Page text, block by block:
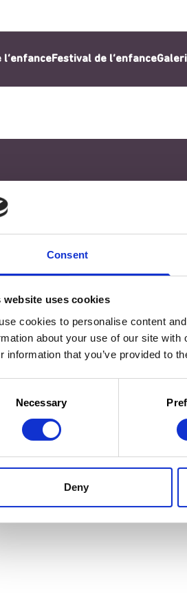
Consent
website uses cookies
cookies to personalise content
about your use of our site
information that you’ve provided to
Necessary
Deny
l’enfanceFestival de l’enfance
de l’Enfance et de la Jeunesse